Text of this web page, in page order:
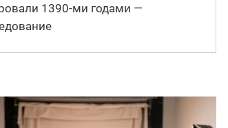
1390-ми годами —